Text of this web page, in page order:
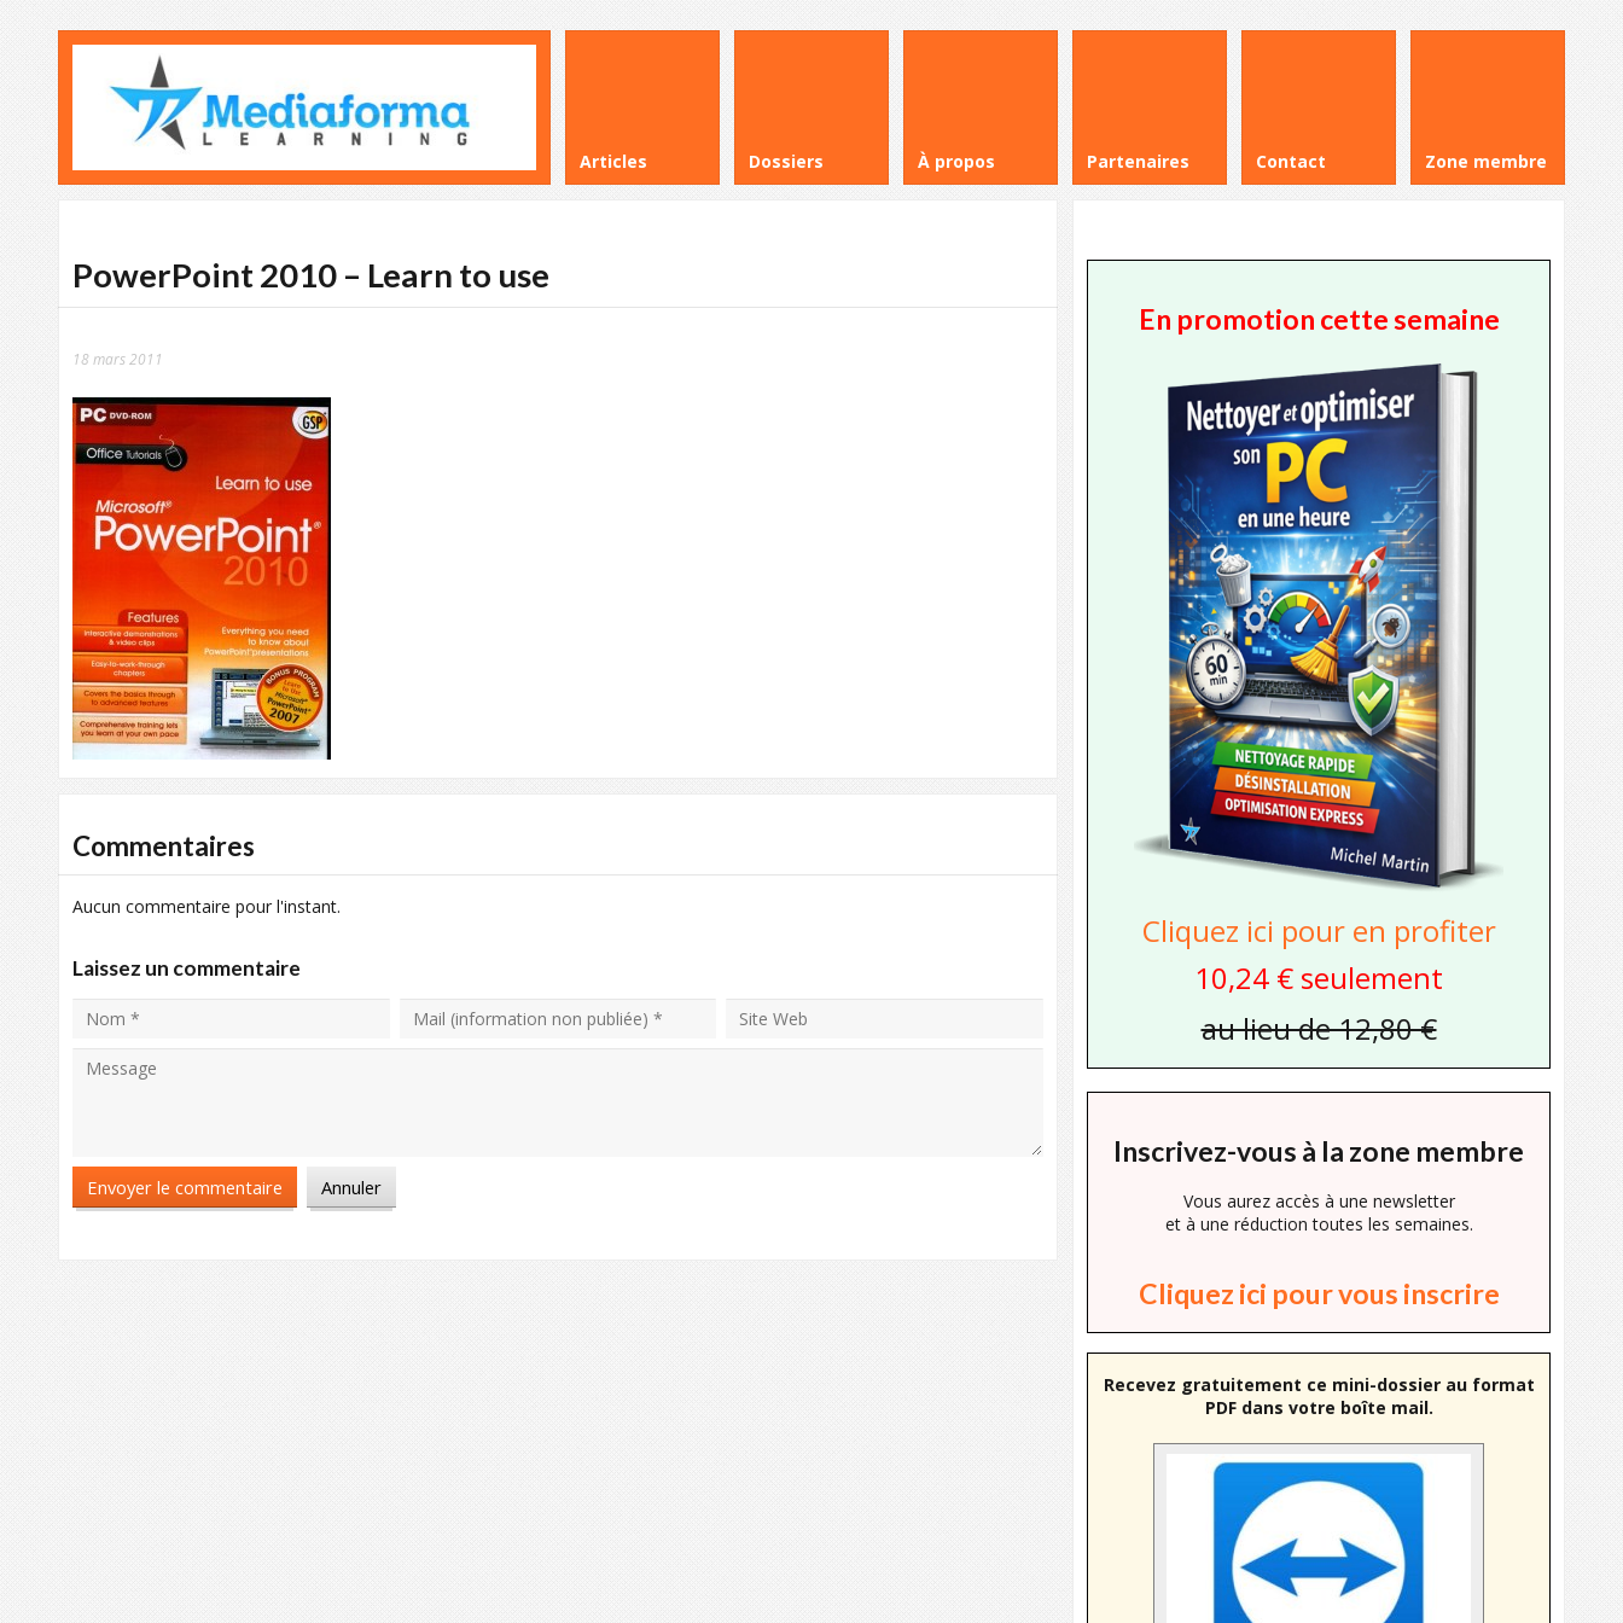
Articles Dossiers À propos Partenaires Contact Zone membre
PowerPoint 2010 – Learn to use
18 mars 2011
Commentaires
Aucun commentaire pour l'instant.
Laissez un commentaire
En promotion cette semaine
Cliquez ici pour en profiter
10,24 € seulement
au lieu de 12,80 €
Inscrivez-vous à la zone membre
Vous aurez accès à une newsletter
et à une réduction toutes les semaines.
Cliquez ici pour vous inscrire
Recevez gratuitement ce mini-dossier au format
PDF dans votre boîte mail.